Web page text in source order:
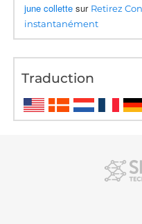
june collette sur Retirez
instantanément
Traduction